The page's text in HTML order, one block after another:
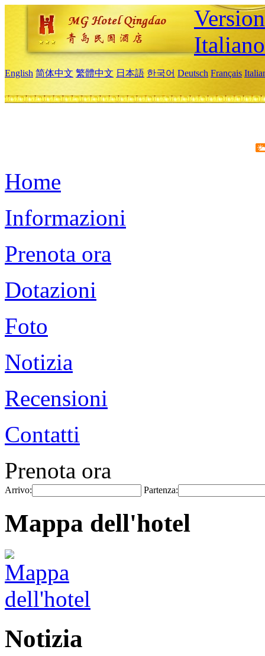
Italiano
English 简体中文 繁體中文 日本語 한국어 Deutsch Français
Home
Informazioni
Prenota ora
Dotazioni
Foto
Notizia
Recensioni
Contatti
Prenota ora
Arrivo: Partenza:
Mappa dell'hotel
Notizia